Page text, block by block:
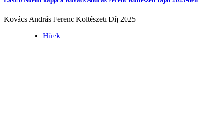
Kovács András Ferenc Költészeti Díj 2025
Hírek